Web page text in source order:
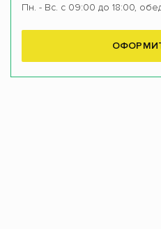
Пн. - Вс. с 09:00 до 18:00,